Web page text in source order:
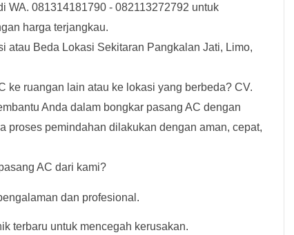
WA. 081314181790 - 082113272792 untuk
harga terjangkau.
atau Beda Lokasi Sekitaran Pangkalan Jati, Limo,
ke ruangan lain atau ke lokasi yang berbeda? CV.
Anda dalam bongkar pasang AC dengan
proses pemindahan dilakukan dengan aman, cepat,
AC dari kami?
dan profesional.
terbaru untuk mencegah kerusakan.